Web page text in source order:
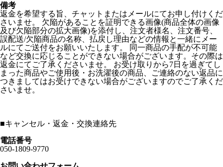
備考
返金を希望する旨、チャットまたはメールにてお申し付けくだ
さいませ。 欠陥があることを証明できる画像(商品全体の画像
及び欠陥部分の拡大画像)を添付し、注文者様名、注文番号、
誤配送/欠陥商品の名称、払戻し理由などの情報と一緒にメー
ルにてご送付をお願いいたします。 同一商品の手配が不可能
など交換に応じることができない場合がございます。その際は
返金にてご了承くださいませ。 お受け取りから7日を過ぎてし
まった商品やご使用後・お洗濯後の商品、ご連絡のない返品に
つきましてはお受けできない場合がございますのでご了承くだ
さいませ。
■キャンセル・返金・交換連絡先
電話番号
050-1809-9770